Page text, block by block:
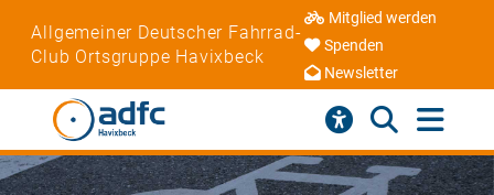
Allgemeiner Deutscher Fahrrad-
Club Ortsgruppe Havixbeck
Mitglied werden
Spenden
Newsletter